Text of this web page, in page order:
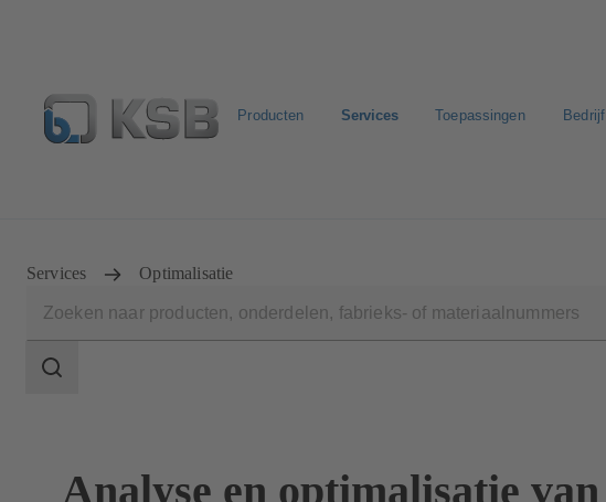
Producten Services Toepassingen Bedrijf
Services Optimalisatie
Zoekgebied
Analyse en optimalisatie van